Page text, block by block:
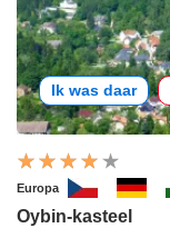
Ik was daar
Europa
Oybin-kasteel